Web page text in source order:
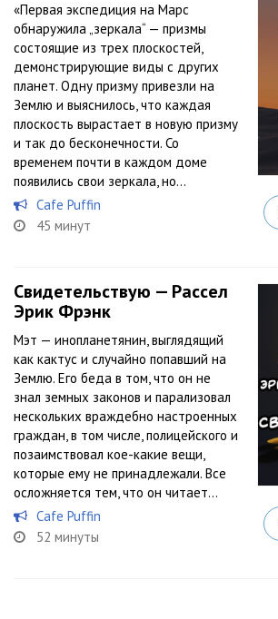
«Первая экспедиция на Марс
обнаружила „зеркала“ — призмы
состоящие из трех плоскостей,
демонстрирующие виды с других
планет. Одну призму привезли на
Землю и выяснилось, что каждая
плоскость вырастает в новую призму
и так до бесконечности. Со
временем почти в каждом доме
появились свои зеркала, но...
Cafe Puffin
45 минут
Свидетельствую — Рассел
Эрик Фрэнк
Мэт — инопланетянин, выглядящий
как кактус и случайно попавший на
Землю. Его беда в том, что он не
знал земных законов и парализовал
нескольких враждебно настроенных
граждан, в том числе, полицейского и
позаимствовал кое-какие вещи,
которые ему не принадлежали. Все
осложняется тем, что он читает...
Cafe Puffin
52 минуты